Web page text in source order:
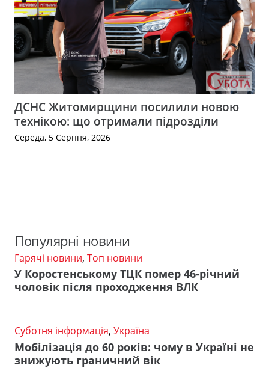
ДСНС Житомирщини посилили новою
технікою: що отримали підрозділи
Середа, 5 Серпня, 2026
Популярні новини
Гарячі новини, Топ новини
У Коростенському ТЦК помер 46-річний
чоловік після проходження ВЛК
Суботня інформація, Україна
Мобілізація до 60 років: чому в Україні не
знижують граничний вік